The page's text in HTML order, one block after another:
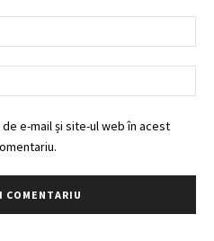
e-mail și site-ul web în acest